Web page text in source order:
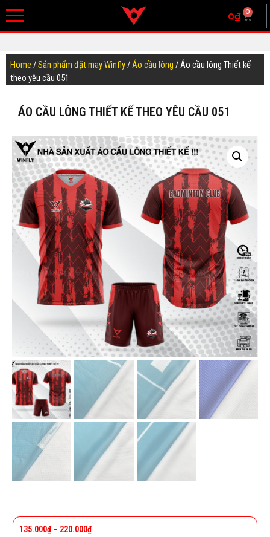
0₫ 0
Home /Sản phẩm đặt may Winfly/Áo cầu lông / Áo cầu lông Thiết kế
theo yêu cầu 051
ÁO CẦU LÔNG THIẾT KẾ THEO YÊU CẦU 051
135.000₫ – 220.000₫